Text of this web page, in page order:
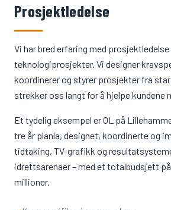
Prosjektledelse
Vi har bred erfaring med
teknologiprosjekter. Vi designer
koordinerer og styrer prosjekter fra
strekker oss langt for å hjelpe kundene
Et tydelig eksempel er OL på
tre år planla, designet, koordinerte og
tidtaking, TV-grafikk og
idrettsarenaer – med et totalbudsjett på
millioner.